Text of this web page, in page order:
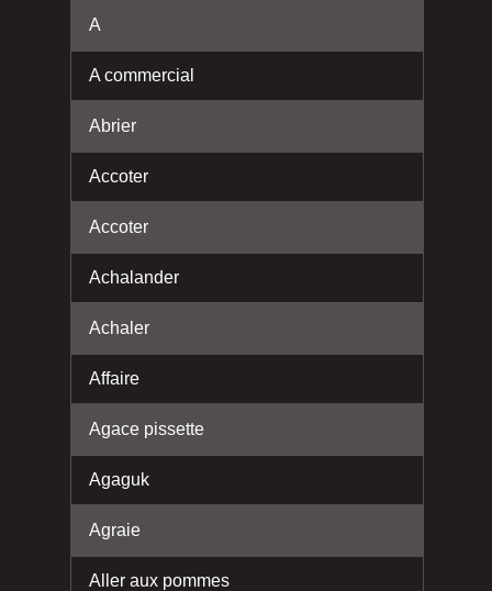
A
A commercial
Abrier
Accoter
Accoter
Achalander
Achaler
Affaire
Agace pissette
Agaguk
Agraie
Aller aux pommes